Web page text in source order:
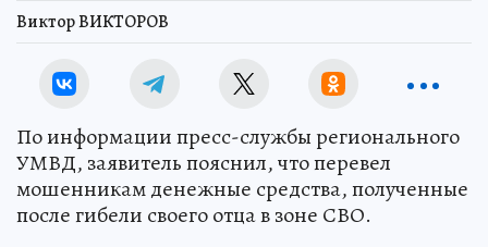
Виктор ВИКТОРОВ
По информации пресс-службы регионального
УМВД, заявитель пояснил, что перевел
мошенникам денежные средства, полученные
после гибели своего отца в зоне СВО.